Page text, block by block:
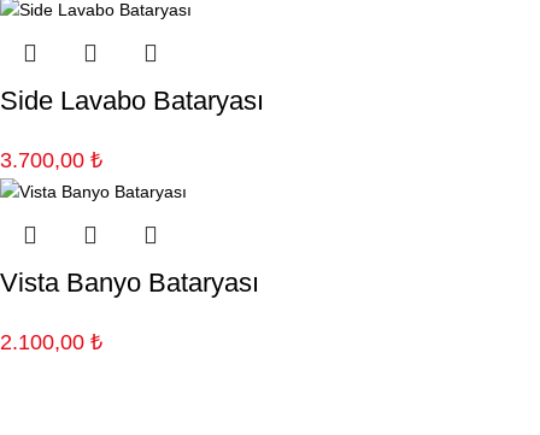
Side Lavabo Bataryası
3.700,00 ₺
Vista Banyo Bataryası
2.100,00 ₺